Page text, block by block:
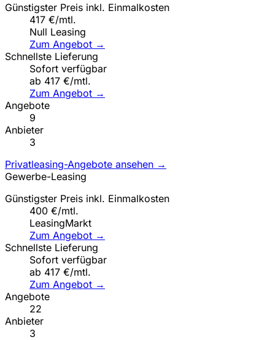
Günstigster Preis inkl. Einmalkosten
417 €/mtl.
Null Leasing
Zum Angebot →
Schnellste Lieferung
Sofort verfügbar
ab 417 €/mtl.
Zum Angebot →
Angebote
9
Anbieter
3
Privatleasing-Angebote ansehen →
Gewerbe-Leasing
Günstigster Preis inkl. Einmalkosten
400 €/mtl.
LeasingMarkt
Zum Angebot →
Schnellste Lieferung
Sofort verfügbar
ab 417 €/mtl.
Zum Angebot →
Angebote
22
Anbieter
3